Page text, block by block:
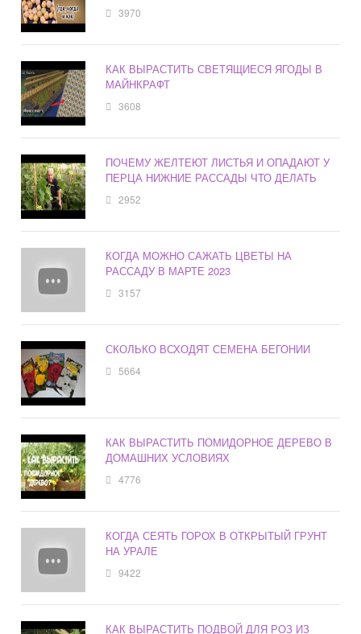
3970
КАК ВЫРАСТИТЬ СВЕТЯЩИЕСЯ ЯГОДЫ В
МАЙНКРАФТ
3608
ПОЧЕМУ ЖЕЛТЕЮТ ЛИСТЬЯ И ОПАДАЮТ У
ПЕРЦА НИЖНИЕ РАССАДЫ ЧТО ДЕЛАТЬ
2952
КОГДА МОЖНО САЖАТЬ ЦВЕТЫ НА
РАССАДУ В МАРТЕ 2023
3157
СКОЛЬКО ВСХОДЯТ СЕМЕНА БЕГОНИИ
5664
КАК ВЫРАСТИТЬ ПОМИДОРНОЕ ДЕРЕВО В
ДОМАШНИХ УСЛОВИЯХ
4776
КОГДА СЕЯТЬ ГОРОХ В ОТКРЫТЫЙ ГРУНТ
НА УРАЛЕ
9422
КАК ВЫРАСТИТЬ ПОДВОЙ ДЛЯ РОЗ ИЗ